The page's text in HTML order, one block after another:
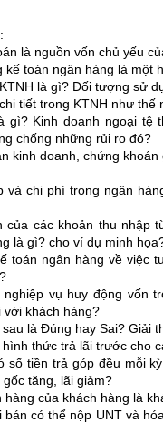
là nguồn vốn chủ yếu
kế toán ngân hàng là một
là gì? Đối tượng sử
tiết trong KTNH như thế
gì? Kinh doanh ngoại
chống những rủi ro đó?
kinh doanh, chứng
và chi phí trong ngân
các khoản thu nhập
là gì? cho ví dụ minh
toán ngân hàng về việc
vụ huy động vốn
với khách hàng?
là Đúng hay Sai? Giải
thức trả lãi trước cho
số tiền trả góp đều mỗi
tăng, lãi giảm?
của khách hàng là
có thể nộp UNT và